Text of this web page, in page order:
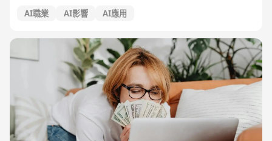
AI職業 AI影響 AI應用